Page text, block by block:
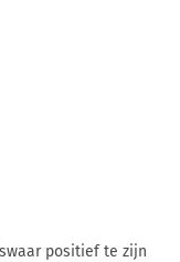
positief te zijn